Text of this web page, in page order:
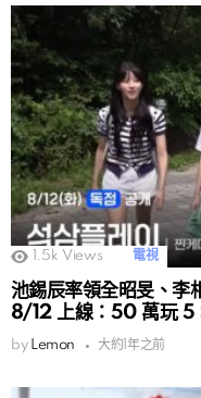
1.5k Views 電視
池錫辰率領全昭旻、李
8/12 上線：50 萬玩 5
by Lemon 大約1年之前